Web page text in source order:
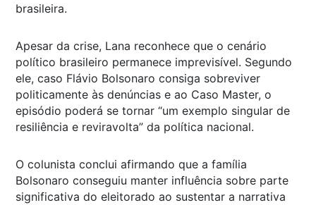
brasileira.
Apesar da crise, Lana reconhece que o cenário
político brasileiro permanece imprevisível. Segundo
ele, caso Flávio Bolsonaro consiga sobreviver
politicamente às denúncias e ao Caso Master, o
episódio poderá se tornar “um exemplo singular de
resiliência e reviravolta” da política nacional.
O colunista conclui afirmando que a família
Bolsonaro conseguiu manter influência sobre parte
significativa do eleitorado ao sustentar a narrativa